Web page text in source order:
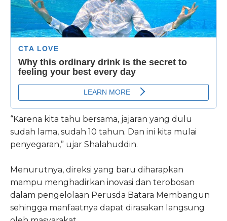
“Karena kita tahu bersama, jajaran yang dulu
sudah lama, sudah 10 tahun. Dan ini kita mulai
penyegaran,” ujar Shalahuddin.
Menurutnya, direksi yang baru diharapkan
mampu menghadirkan inovasi dan terobosan
dalam pengelolaan Perusda Batara Membangun
sehingga manfaatnya dapat dirasakan langsung